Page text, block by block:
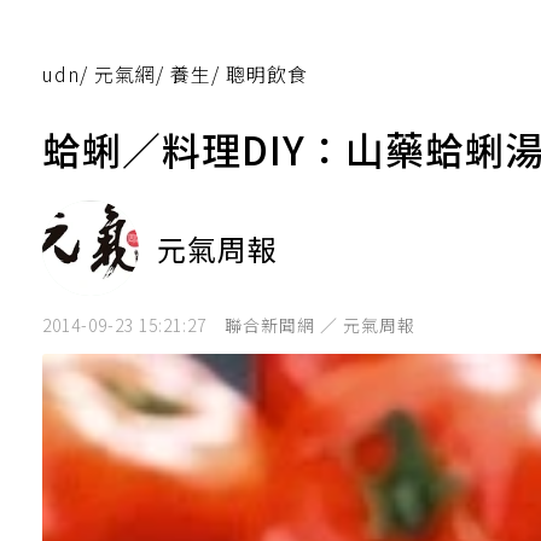
udn/ 元氣網/ 養生/ 聰明飲食
蛤蜊／料理DIY：山藥蛤蜊
元氣周報
2014-09-23 15:21:27 聯合新聞網 ／ 元氣周報